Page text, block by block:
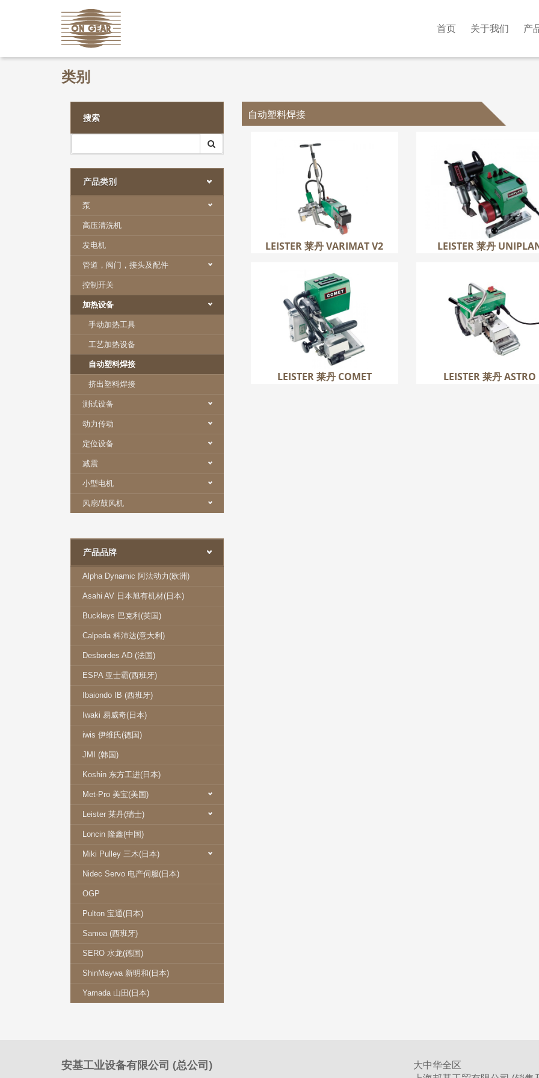
首页 关于我们 产
类别
搜索
产品类别
泵
高压清洗机
发电机
管道，阀门，接头及配件
控制开关
加热设备
手动加热工具
工艺加热设备
自动塑料焊接
挤出塑料焊接
测试设备
动力传动
定位设备
减震
小型电机
风扇/鼓风机
产品品牌
Alpha Dynamic 阿法动力(欧洲)
Asahi AV 日本旭有机材(日本)
Buckleys 巴克利(英国)
Calpeda 科沛达(意大利)
Desbordes AD (法国)
ESPA 亚士霸(西班牙)
Ibaiondo IB (西班牙)
Iwaki 易威奇(日本)
iwis 伊维氏(德国)
JMI (韩国)
Koshin 东方工进(日本)
Met-Pro 美宝(美国)
Leister 莱丹(瑞士)
Loncin 隆鑫(中国)
Miki Pulley 三木(日本)
Nidec Servo 电产伺服(日本)
OGP
Pulton 宝通(日本)
Samoa (西班牙)
SERO 水龙(德国)
ShinMaywa 新明和(日本)
Yamada 山田(日本)
自动塑料焊接
LEISTER 莱丹 VARIMAT V2
LEISTER 莱丹 VARIMAT V2
更多
LEISTER 莱丹
LEISTER 莱丹
更多
LEISTER 莱丹 COMET
LEISTER 莱丹 COMET
更多
LEISTER 莱丹 ASTRO
LEISTER 莱丹
更多
安基工业设备有限公司 (总公司)
大中华全区